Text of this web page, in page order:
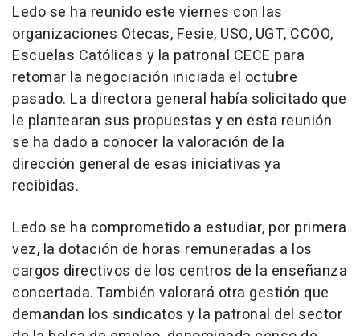
Ledo se ha reunido este viernes con las
organizaciones Otecas, Fesie, USO, UGT, CCOO,
Escuelas Católicas y la patronal CECE para
retomar la negociación iniciada el octubre
pasado. La directora general había solicitado que
le plantearan sus propuestas y en esta reunión
se ha dado a conocer la valoración de la
dirección general de esas iniciativas ya
recibidas.
Ledo se ha comprometido a estudiar, por primera
vez, la dotación de horas remuneradas a los
cargos directivos de los centros de la enseñanza
concertada. También valorará otra gestión que
demandan los sindicatos y la patronal del sector